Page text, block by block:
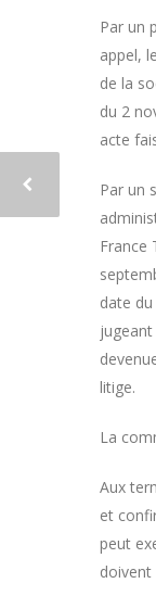
Par un
appel,
de la
du 2
acte
Par un
France
date
litige.
La
Aux
et
peut